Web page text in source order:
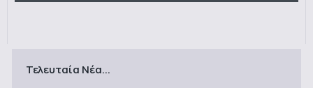
Τελευταία Νέα...